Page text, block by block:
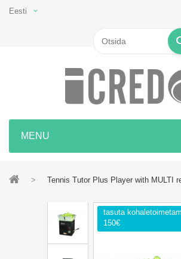
Eesti
MENU
> Tennis Tutor Plus Player with MULTI
tasuta
150€